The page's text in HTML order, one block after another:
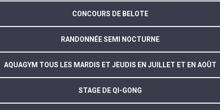
CONCOURS DE BELOTE
RANDONNÉE SEMI NOCTURNE
AQUAGYM TOUS LES MARDIS ET JEUDIS EN JUILLET ET EN AOÛT
STAGE DE QI-GONG